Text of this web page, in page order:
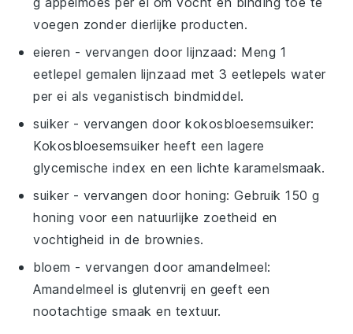
voegen zonder dierlijke producten.
eieren - vervangen doorlijnzaad: Meng 1
eetlepel gemalen lijnzaad met 3 eetlepels water
per ei als veganistisch bindmiddel.
suiker - vervangen doorkokosbloesemsuiker:
Kokosbloesemsuiker heeft een lagere
glycemische index en een lichte karamelsmaak.
suiker - vervangen doorhoning: Gebruik 150 g
honing voor een natuurlijke zoetheid en
vochtigheid in de brownies.
bloem - vervangen door amandelmeel:
Amandelmeel is glutenvrij en geeft een
nootachtige smaak en textuur.